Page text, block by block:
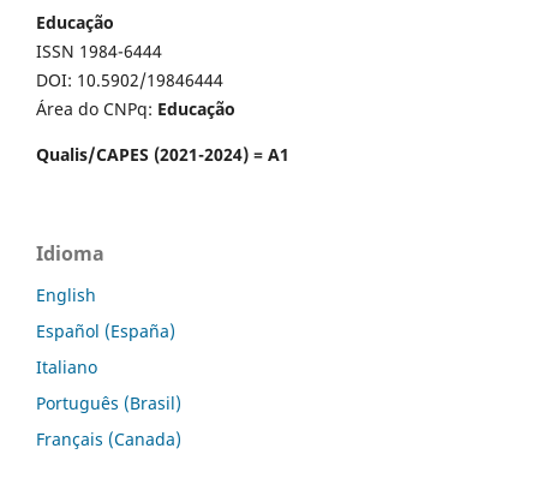
Educação
ISSN 1984-6444
DOI: 10.5902/19846444
Área do CNPq: Educação
Qualis/CAPES (2021-2024) = A1
Idioma
English
Español (España)
Italiano
Português (Brasil)
Français (Canada)